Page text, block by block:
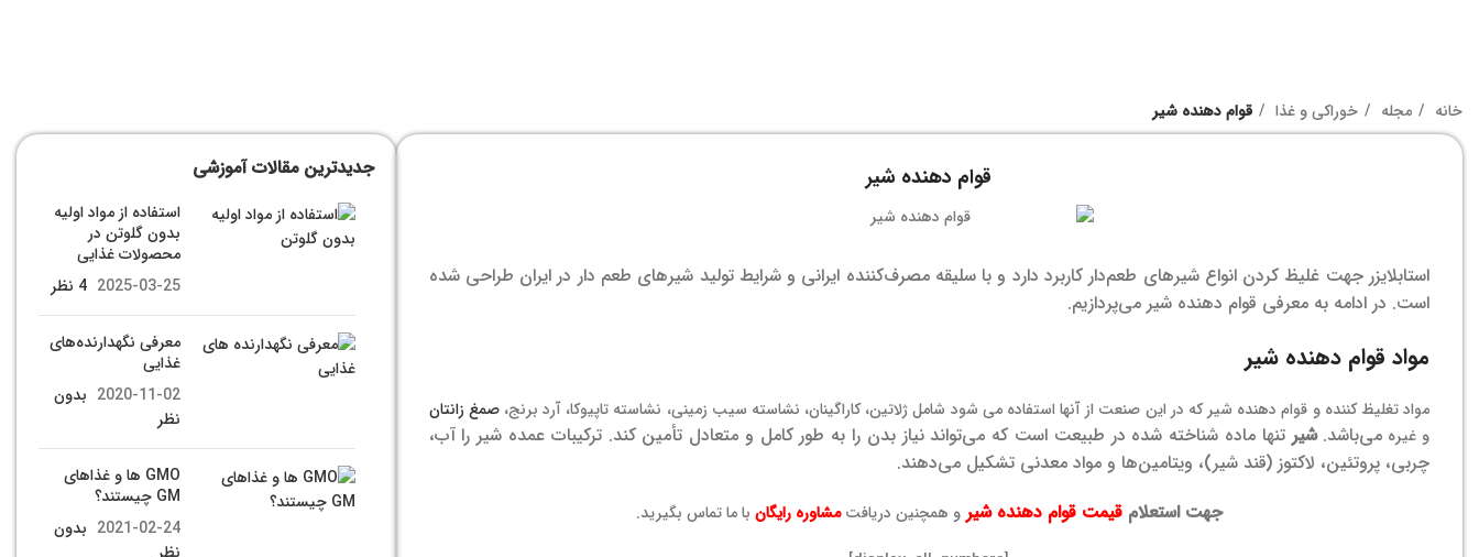
خانه مجله خوراکی و غذا قوام دهنده شیر
قوام دهنده شیر
استابلایزر جهت غلیظ کردن انواع شیرهای طعم‌دار کاربرد دارد و با سلیقه مصرف‌کننده ایرانی و شرایط تولید شیرهای طعم دار در ایران طراحی شده
است. در ادامه به معرفی قوام دهنده شیر می‌پردازیم.
مواد قوام دهنده شیر
مواد تغلیظ کننده و قوام دهنده شیر که در این صنعت از آنها استفاده می شود شامل ژلاتین، کاراگینان، نشاسته سیب زمینی، نشاسته تاپیوکا، آرد برنج،صمغ زانتان
و غیره می‌باشد.شیر تنها ماده شناخته شده در طبیعت است که می‌تواند نیاز بدن را به طور کامل و متعادل تأمین کند. ترکیبات عمده شیر را آب،
چربی، پروتئین، لاکتوز (قند شیر)، ویتامین‌ها و مواد معدنی تشکیل می‌دهند.
جهت استعلامقیمت قوام دهنده شیرو همچنین دریافت مشاوره رایگان با ما تماس بگیرید.
جدیدترین مقالات آموزشی
استفاده از مواد اولیه
بدون گلوتن در
محصولات غذایی
2025-03-25 4 نظر
معرفی نگهدارنده‌های
غذایی
2020-11-02 بدون
نظر
GMO ها و غذاهای
GM چیستند؟
2021-02-24 بدون